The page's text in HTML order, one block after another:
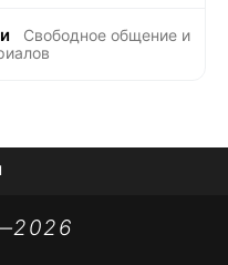
Свободное общение и